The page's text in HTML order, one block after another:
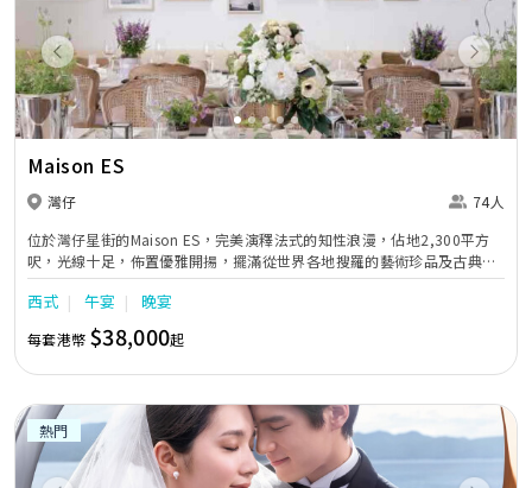
Previous Next
Maison ES
灣仔
74人
位於灣仔星街的Maison ES，完美演釋法式的知性浪漫，佔地2,300平方
呎，光線十足，佈置優雅開揚，擺滿從世界各地搜羅的藝術珍品及古典傢
俱，例如手工製水晶吊燈及歐式古董沙發，令整個空間洋溢著法式復古韻
味，猶如休閒恬靜的法國住宅，十分適合包場舉行證婚酒會及小型婚宴。
西式 午宴 晚宴
每套港幣 $38,000起
熱門